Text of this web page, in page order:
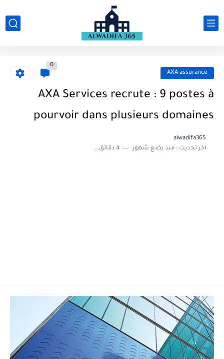
AXA assurance
0
AXA Services recrute : 9 postes à
pourvoir dans plusieurs domaines
alwadifa365
اخر تحديث :منذ بضع شهور 4 دقائق للقراءة